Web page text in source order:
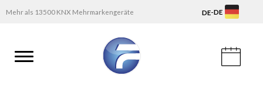
Mehr als 13500 KNX Mehrmarkengeräte DE-DE